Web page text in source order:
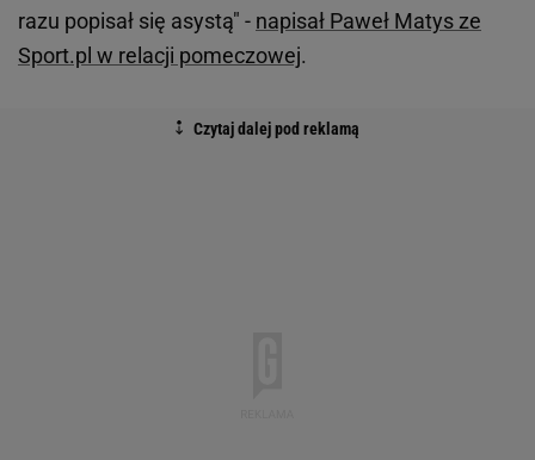
razu popisał się asystą" - napisał Paweł Matys ze
Sport.pl w relacji pomeczowej.